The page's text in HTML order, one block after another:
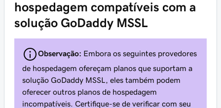
hospedagem compatíveis com a
solução GoDaddy MSSL
Observação: Embora os seguintes provedores
de hospedagem ofereçam planos que suportam a
solução GoDaddy MSSL, eles também podem
oferecer outros planos de hospedagem
incompatíveis. Certifique-se de verificar com seu